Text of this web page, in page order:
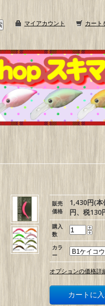
マイアカウント カート
販売
価格
1,430円(
円、税130
購入
数
カラ
ー
オプションの価格詳